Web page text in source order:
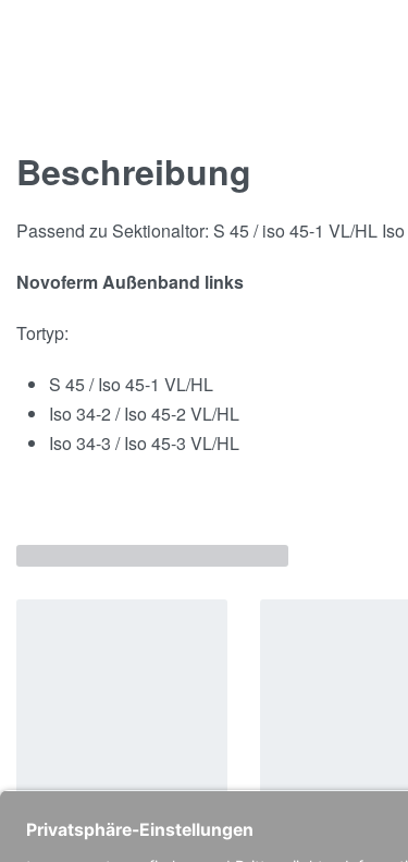
Beschreibung
Passend zu Sektionaltor: S 45 / iso 45-1 VL/HL
Novoferm Außenband links
Tortyp:
S 45 / Iso 45-1 VL/HL
Iso 34-2 / Iso 45-2 VL/HL
Iso 34-3 / Iso 45-3 VL/HL